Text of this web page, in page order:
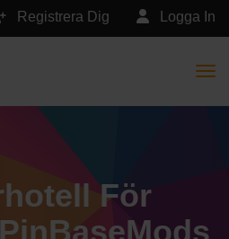
Logga In
Registrera Dig
För